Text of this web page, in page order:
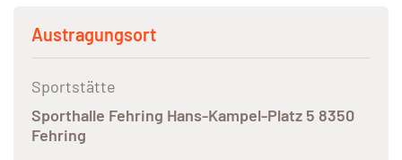
Austragungsort
Sportstätte
Sporthalle Fehring Hans-Kampel-Platz 5 8350
Fehring